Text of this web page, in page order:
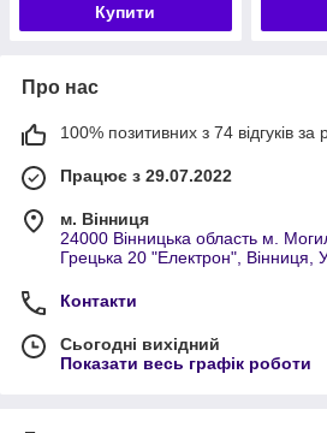
Купити
Про нас
100% позитивних з 74 відгуків за
Працює з 29.07.2022
м. Вінниця
24000 Вінницька область м.
Грецька 20 "Електрон", Вінниця,
Контакти
Сьогодні вихідний
Показати весь графік роботи